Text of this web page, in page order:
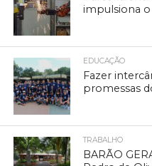
impulsiona
EDUCAÇÃO
Fazer
promessas
TRABALHO
BARÃO